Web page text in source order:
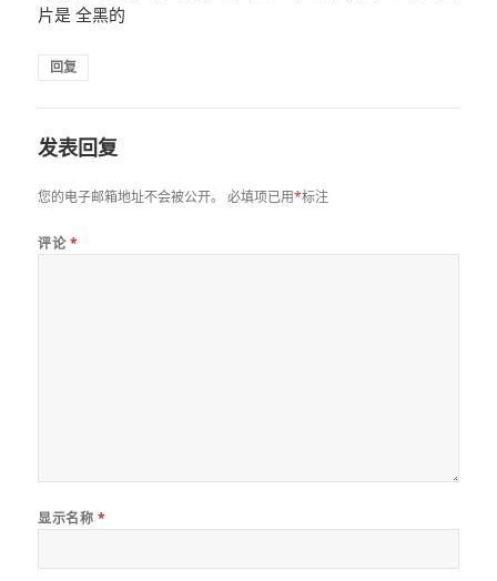
片是 全黑的
回复
发表回复
您的电子邮箱地址不会被公开。 必填项已用*标注
评论 *
显示名称 *